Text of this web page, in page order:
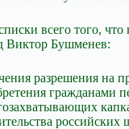
всего того,
Виктор Бушменев:
разрешения
гражданами